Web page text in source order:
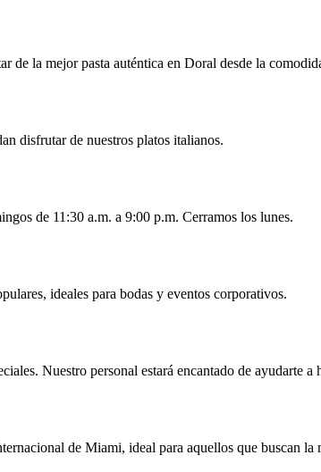
de la mejor pasta auténtica en Doral desde la
disfrutar de nuestros platos italianos.
de 11:30 a.m. a 9:00 p.m. Cerramos los lunes.
ideales para bodas y eventos corporativos.
Nuestro personal estará encantado de ayudarte
de Miami, ideal para aquellos que buscan la